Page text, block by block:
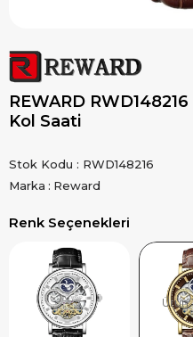
REWARD
Kol Saati
Stok Kodu
RWD148216
Marka : Reward
Renk Seçenekleri
Ürün